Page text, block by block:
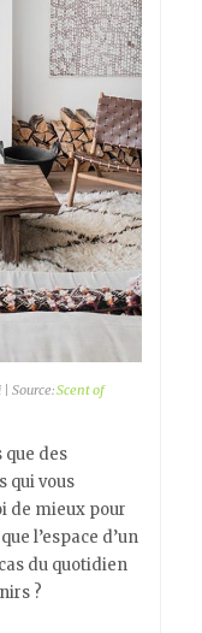
| Source:Scent of
des
qui vous
de mieux pour
l’espace d’un
du quotidien
?